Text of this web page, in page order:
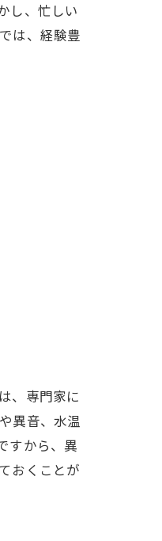
し、忙しい
は、経験豊
、専門家に
異音、水温
すから、異
おくことが